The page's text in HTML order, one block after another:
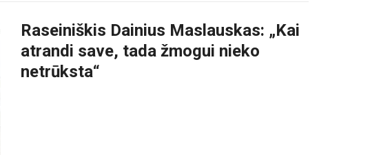
Raseiniškis Dainius Maslauskas: „Kai
atrandi save, tada žmogui nieko
netrūksta“